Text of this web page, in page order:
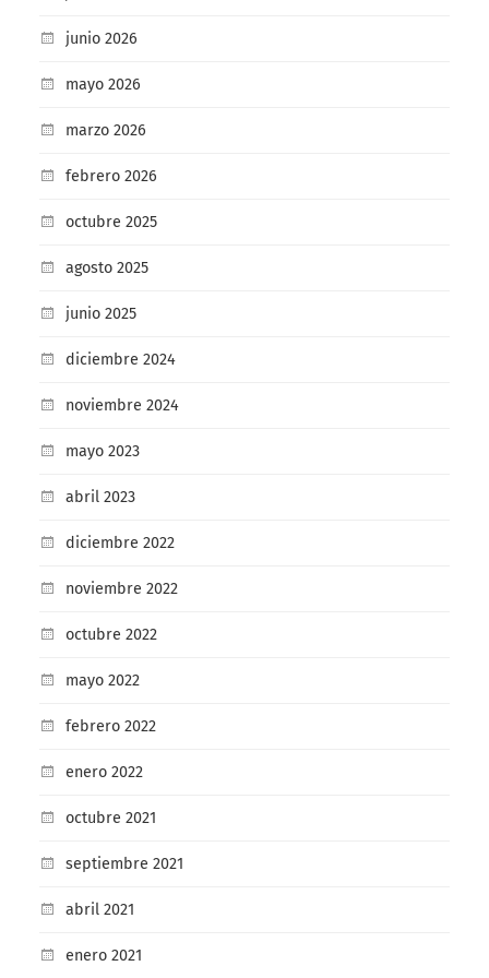
junio 2026
mayo 2026
marzo 2026
febrero 2026
octubre 2025
agosto 2025
junio 2025
diciembre 2024
noviembre 2024
mayo 2023
abril 2023
diciembre 2022
noviembre 2022
octubre 2022
mayo 2022
febrero 2022
enero 2022
octubre 2021
septiembre 2021
abril 2021
enero 2021